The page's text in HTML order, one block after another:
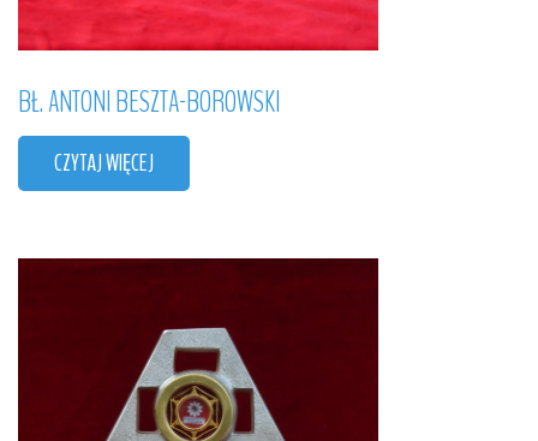
BŁ.ANTONIBESZTA-BOROWSKI
CZYTAJ WIĘCEJ